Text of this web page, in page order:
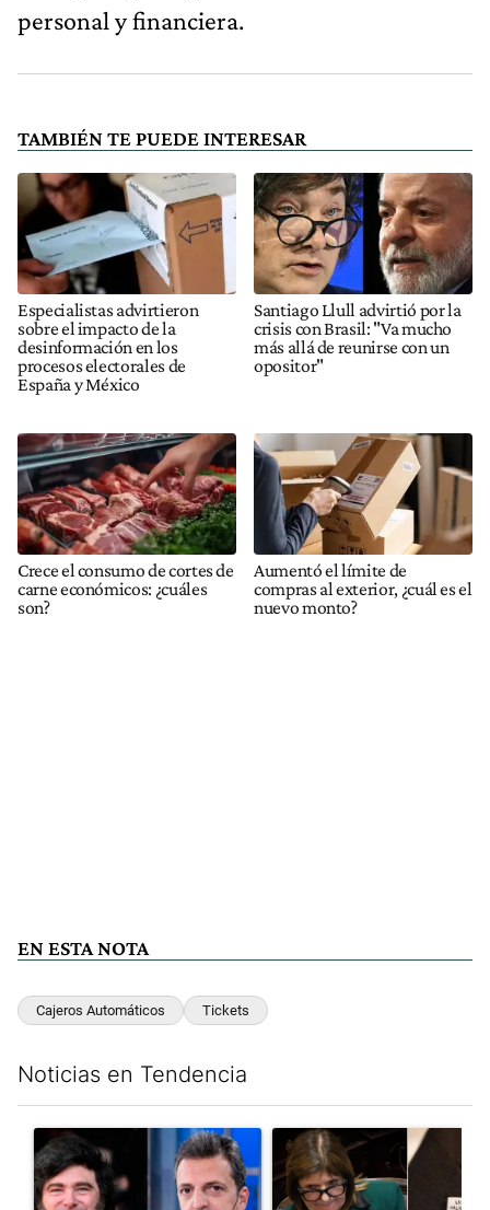
personal y financiera.
TAMBIÉN TE PUEDE INTERESAR
Especialistas advirtieron
sobre el impacto de la
desinformación en los
procesos electorales de
España y México
Santiago Llull advirtió por la
crisis con Brasil: "Va mucho
más allá de reunirse con un
opositor"
Crece el consumo de cortes de
carne económicos: ¿cuáles
son?
Aumentó el límite de
compras al exterior, ¿cuál es el
nuevo monto?
EN ESTA NOTA
Cajeros Automáticos Tickets
Noticias en Tendencia
Un artículo de tendencia con el título "Los gobernadores
Un artículo de tendencia con